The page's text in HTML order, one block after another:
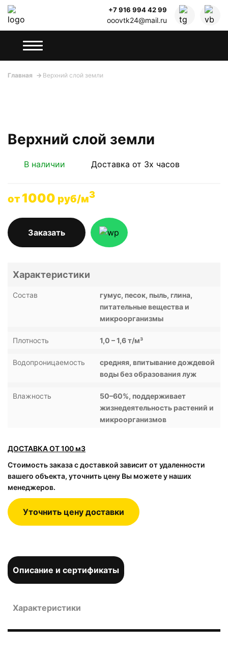
+7 916 994 42 99
ooovtk24@mail.ru
Главная Верхний слой земли
Верхний слой земли
В наличии Доставка от 3х часов
от 1000 руб/м3
Заказать
Характеристики
Состав
гумус, песок, пыль, глина,
питательные вещества и
микроорганизмы
Плотность 1,0 – 1,6 т/м³
Водопроницаемость
средняя, впитывание дождевой
воды без образования луж
Влажность
50–60%, поддерживает
жизнедеятельность растений и
микроорганизмов
ДОСТАВКА ОТ 100 м3
Стоимость заказа с доставкой зависит от удаленности
вашего объекта, уточнить цену Вы можете у наших
менеджеров.
Уточнить цену доставки
Описание и сертификаты
Характеристики